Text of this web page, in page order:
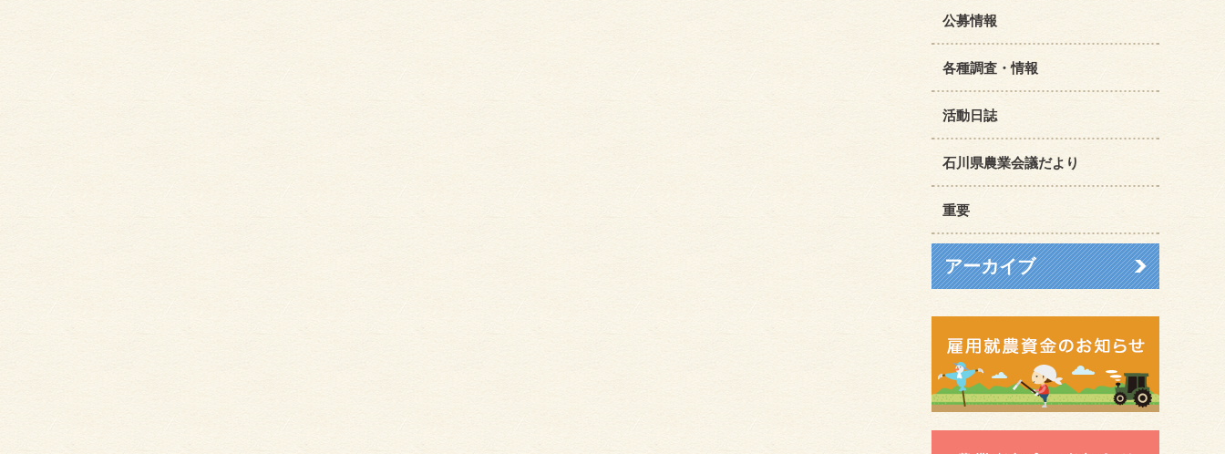
公募情報
各種調査・情報
活動日誌
石川県農業会議だより
重要
アーカイブ